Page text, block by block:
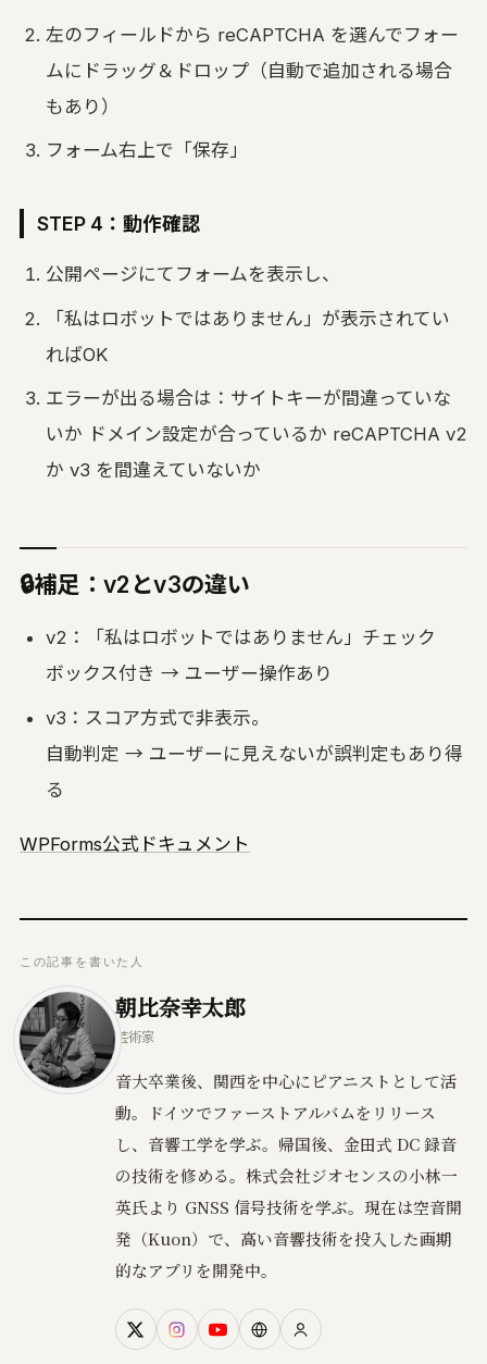
左のフィールドから reCAPTCHA を選んでフォー
ムにドラッグ＆ドロップ（自動で追加される場合
もあり）
フォーム右上で「保存」
STEP 4：動作確認
公開ページにてフォームを表示し、
「私はロボットではありません」が表示されてい
ればOK
エラーが出る場合は：サイトキーが間違っていな
いか ドメイン設定が合っているか reCAPTCHA v2
か v3 を間違えていないか
🔒補足：v2とv3の違い
v2：「私はロボットではありません」チェック
ボックス付き → ユーザー操作あり
v3：スコア方式で非表示。
自動判定 → ユーザーに見えないが誤判定もあり得
る
WPForms公式ドキュメント
この記事を書いた人
朝比奈幸太郎
芸術家
音大卒業後、関西を中心にピアニストとして活
動。ドイツでファーストアルバムをリリース
し、音響工学を学ぶ。帰国後、金田式 DC 録音
の技術を修める。株式会社ジオセンスの小林一
英氏より GNSS 信号技術を学ぶ。現在は空音開
発（Kuon）で、高い音響技術を投入した画期
的なアプリを開発中。